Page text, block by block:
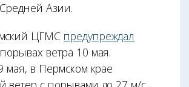
Азии.
ЦГМС предупреждал
ветра 10 мая.
мая, в Пермском крае